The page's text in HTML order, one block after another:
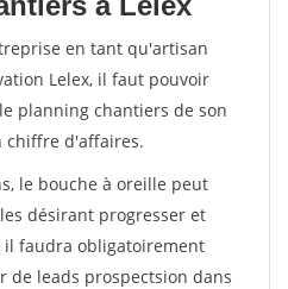
en tant qu'artisan
Lelex, il faut pouvoir
planning chantiers de son
chiffre d'affaires.
le bouche à oreille peut
désirant progresser et
faudra obligatoirement
de leads prospectsion dans